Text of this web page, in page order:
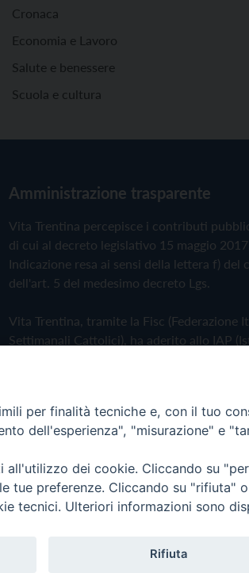
Cronaca
Economia e Lavoro
Salute e benessere
Scuola e cultura
Amministrazione trasparente
Vita Trentina percepisce i contributi
di cui al decreto legislativo 15 maggio
Indicazione resa ai sensi della lettera f) del
dell'art. 5 del medesimo decreto Lgs.
Vita Trentina, tramite la Fisc (Federazione
Settimanali Cattolici), ha aderito allo IAP
Privacy Policy Cookie Policy
Editrice
per finalità tecniche e, con il tuo
dell'esperienza", "misurazione" e
all'utilizzo dei cookie. Cliccando su
tue preferenze. Cliccando su "rifiuta"
tecnici. Ulteriori informazioni sono
Rifiuta